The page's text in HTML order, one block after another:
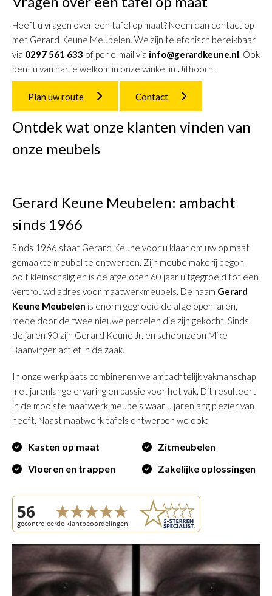
Heeft u vragen over een tafel op maat? Neem dan contact op
met Gerard Keune Meubelen. We zijn telefonisch bereikbaar
via 0297 561 633 of per e-mail via info@gerardkeune.nl. Ook
bent u van harte welkom in onze winkel in Uithoorn.
Plan uw route Contact
Ontdek wat onze klanten vinden van
onze meubels
Gerard Keune Meubelen: ambacht
sinds 1966
Sinds 1966 staat Gerard Keune voor u klaar om uw op maat
gemaakte meubel te ontwerpen. Zijn meubelmakerij begon
ooit kleinschalig en is de afgelopen 60 jaar uitgegroeid tot een
vertrouwd adres voor maatwerkmeubels. De naam Gerard
Keune Meubelen is enorm gegroeid de afgelopen jaren,
mede door de twee nieuwe percelen die zijn gekocht. Sinds
de jaren 90 zijn Gerard Keune Jr. en schoonzoon Mike
Baanvinger actief in de zaak.
In onze werkplaats combineren we ambachtelijk vakmanschap
met jarenlange ervaring en passie voor het vak. Dit resulteert
in de mooiste maatwerk meubels waar u jarenlang plezier van
heeft. Naast maatwerk tafels ontwerpen we ook:
Kasten op maat
Vloeren en trappen
Zitmeubelen
Zakelijke oplossingen